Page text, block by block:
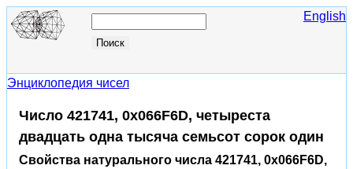
English
Энциклопедия чисел
Число 421741, 0x066F6D, четыреста
двадцать одна тысяча семьсот сорок один
Свойства натурального числа 421741, 0x066F6D,